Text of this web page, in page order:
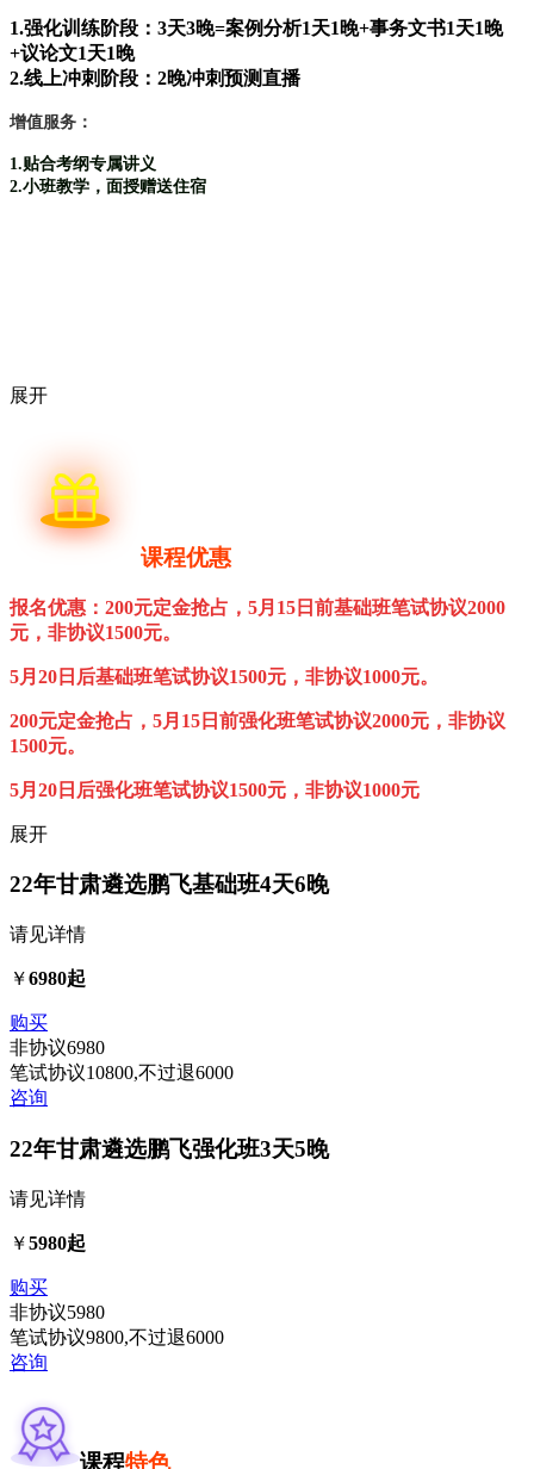
1.强化训练阶段：3天3晚=案例分析1天1晚+事务文书1天1晚
+议论文1天1晚
2.线上冲刺阶段：2晚冲刺预测直播
增值服务：
1.贴合考纲专属讲义
2.小班教学，面授赠送住宿
展开
课程优惠
报名优惠：200元定金抢占，5月15日前基础班笔试协议2000
元，非协议1500元。
5月20日后基础班笔试协议1500元，非协议1000元。
200元定金抢占，5月15日前强化班笔试协议2000元，非协议
1500元。
5月20日后强化班笔试协议1500元，非协议1000元
展开
22年甘肃遴选鹏飞基础班4天6晚
请见详情
￥6980起
购买
非协议6980
笔试协议10800,不过退6000
咨询
22年甘肃遴选鹏飞强化班3天5晚
请见详情
￥5980起
购买
非协议5980
笔试协议9800,不过退6000
咨询
课程特色